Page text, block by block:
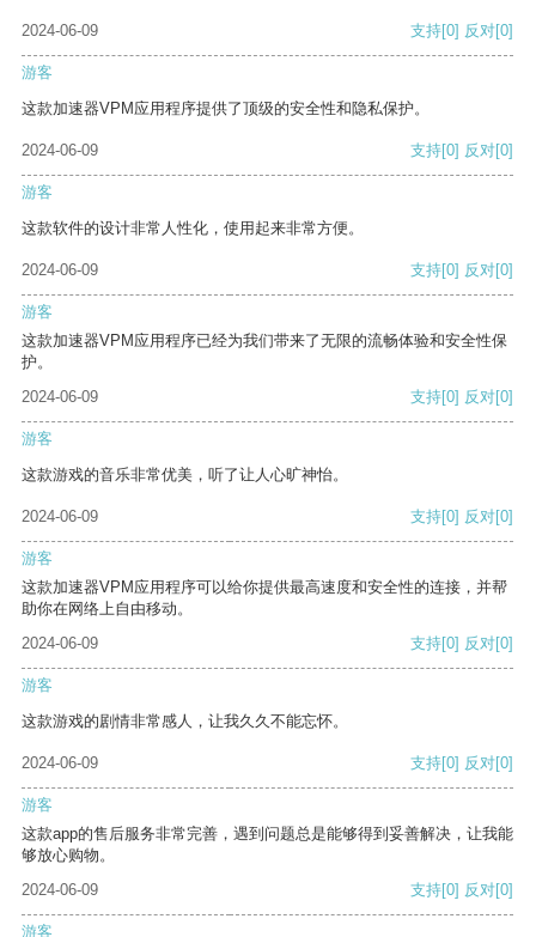
2024-06-09 支持[0] 反对[0]
游客
这款加速器VPM应用程序提供了顶级的安全性和隐私保护。
2024-06-09 支持[0] 反对[0]
游客
这款软件的设计非常人性化，使用起来非常方便。
2024-06-09 支持[0] 反对[0]
游客
这款加速器VPM应用程序已经为我们带来了无限的流畅体验和安全性保
护。
2024-06-09
支持[0] 反对[0]
游客
这款游戏的音乐非常优美，听了让人心旷神怡。
2024-06-09 支持[0] 反对[0]
游客
这款加速器VPM应用程序可以给你提供最高速度和安全性的连接，并帮
助你在网络上自由移动。
2024-06-09
支持[0] 反对[0]
游客
这款游戏的剧情非常感人，让我久久不能忘怀。
2024-06-09 支持[0] 反对[0]
游客
这款app的售后服务非常完善，遇到问题总是能够得到妥善解决，让我能
够放心购物。
2024-06-09
支持[0] 反对[0]
游客